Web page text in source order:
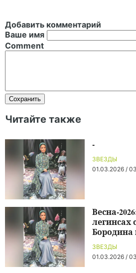
Добавить комментарий
Ваше имя
Comment
Читайте также
ЗВЕЗДЫ
01.03.2026 /
-
ЗВЕЗДЫ
01.03.2026 /
Весна-
легинсах
Бородина